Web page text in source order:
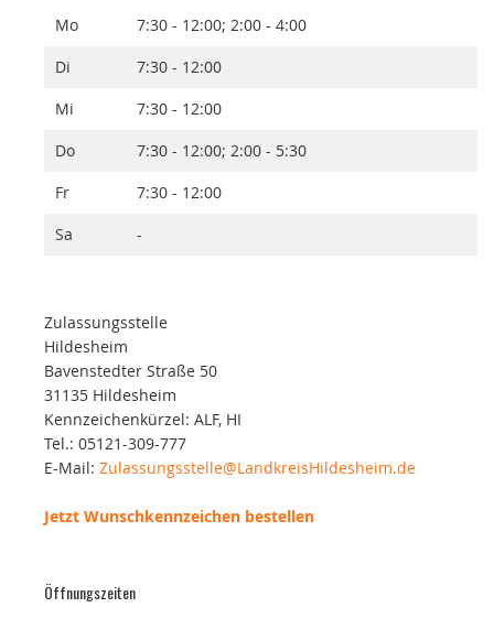
Mo
7:30 - 12:00; 2:00 - 4:00
Di
7:30 - 12:00
Mi
7:30 - 12:00
Do
7:30 - 12:00; 2:00 - 5:30
Fr
7:30 - 12:00
Sa
-
Zulassungsstelle
Hildesheim
Bavenstedter Straße 50
31135 Hildesheim
Kennzeichenkürzel: ALF, HI
Tel.: 05121-309-777
E-Mail: Zulassungsstelle@LandkreisHildesheim.de
Jetzt Wunschkennzeichen bestellen
Öffnungszeiten